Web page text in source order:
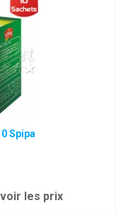
Spipa
les prix